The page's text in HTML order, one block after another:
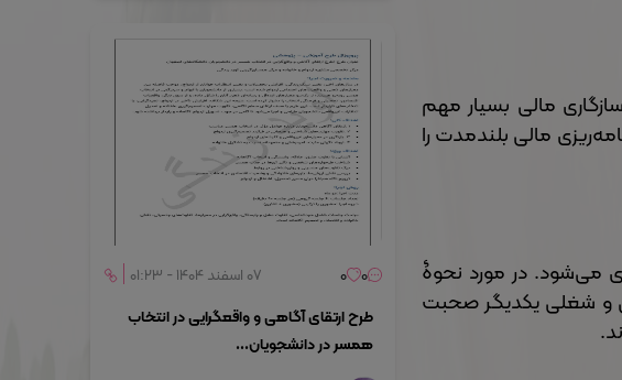
مالی بسیار مهم
مالی بلندمدت را
می‌شود. در مورد نحوۀ
و شغلی یکدیگر صحبت
0
0 ۰۷ اسفند ۱۴۰۴ - ۰۱:۲۳
طرح ارتقای آگاهی و واقعگرایی در انتخاب
همسر در دانشجویان...